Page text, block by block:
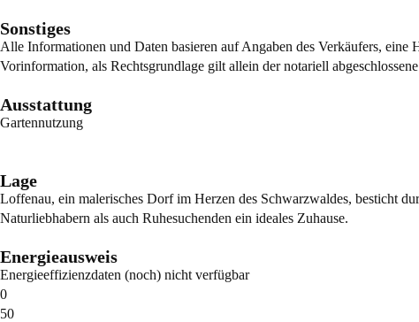
Sonstiges
Alle Informationen und Daten basieren auf Angaben des Verkäufers,
Vorinformation, als Rechtsgrundlage gilt allein der notariell
Ausstattung
Gartennutzung
Lage
Loffenau, ein malerisches Dorf im Herzen des Schwarzwaldes, besticht
Naturliebhabern als auch Ruhesuchenden ein ideales Zuhause.
Energieausweis
Energieeffizienzdaten (noch) nicht verfügbar
0
50